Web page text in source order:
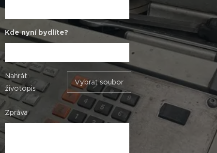
Kde nyní bydlíte?
Nahrát
životopis
Vybrat soubor
Zpráva